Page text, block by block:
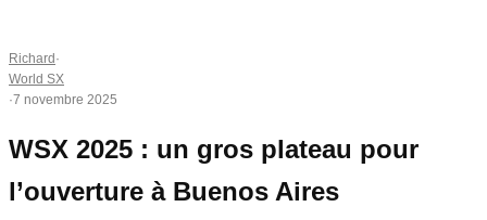
Richard ·
World SX
·7 novembre 2025
WSX 2025 : un gros plateau pour
l’ouverture à Buenos Aires